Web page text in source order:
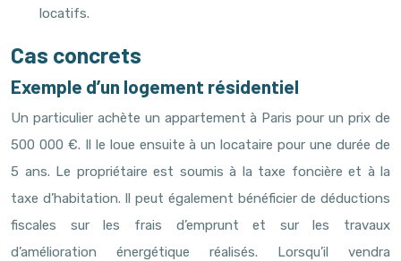
locatifs.
Cas concrets
Exemple d’un logement résidentiel
Un particulier achète un appartement à Paris pour un prix de
500 000 €. Il le loue ensuite à un locataire pour une durée de
5 ans. Le propriétaire est soumis à la taxe foncière et à la
taxe d’habitation. Il peut également bénéficier de déductions
fiscales sur les frais d’emprunt et sur les travaux
d’amélioration énergétique réalisés. Lorsqu’il vendra